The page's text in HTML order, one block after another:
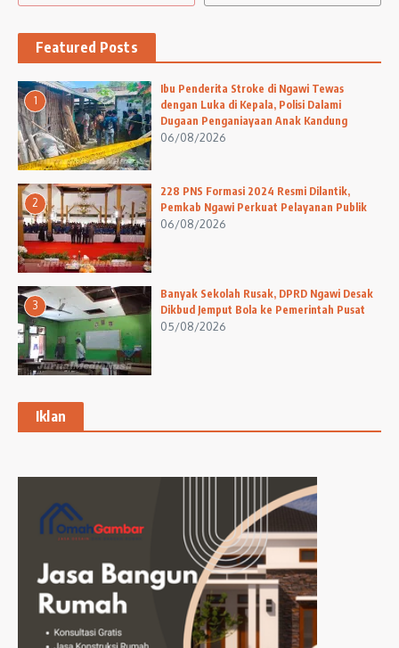
Featured Posts
1
Ibu Penderita Stroke di Ngawi Tewas
dengan Luka di Kepala, Polisi Dalami
Dugaan Penganiayaan Anak Kandung
06/08/2026
2
228 PNS Formasi 2024 Resmi Dilantik,
Pemkab Ngawi Perkuat Pelayanan Publik
06/08/2026
3
Banyak Sekolah Rusak, DPRD Ngawi Desak
Dikbud Jemput Bola ke Pemerintah Pusat
05/08/2026
Iklan